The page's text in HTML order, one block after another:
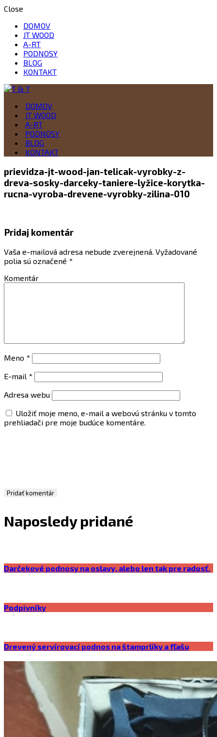
Close
DOMOV
JT WOOD
A-RT
PODNOSY
BLOG
KONTAKT
T & T
Drevo je naša vášeň
DOMOV
JT WOOD
A-RT
PODNOSY
BLOG
KONTAKT
prievidza-jt-wood-jan-telicak-vyrobky-z-
dreva-sosky-darceky-taniere-lyžice-korytka-
rucna-vyroba-drevene-vyrobky-zilina-010
Pridaj komentár
Vaša e-mailová adresa nebude zverejnená. Vyžadované
polia sú označené *
Komentár
Meno *
E-mail *
Adresa webu
Uložiť moje meno, e-mail a webovú stránku v tomto
prehliadači pre moje budúce komentáre.
Naposledy pridané
Darčekové podnosy na oslavy, alebo len tak pre radosť.
Podpivníky
Drevený servírovací podnos na štamprlíky a fľašu